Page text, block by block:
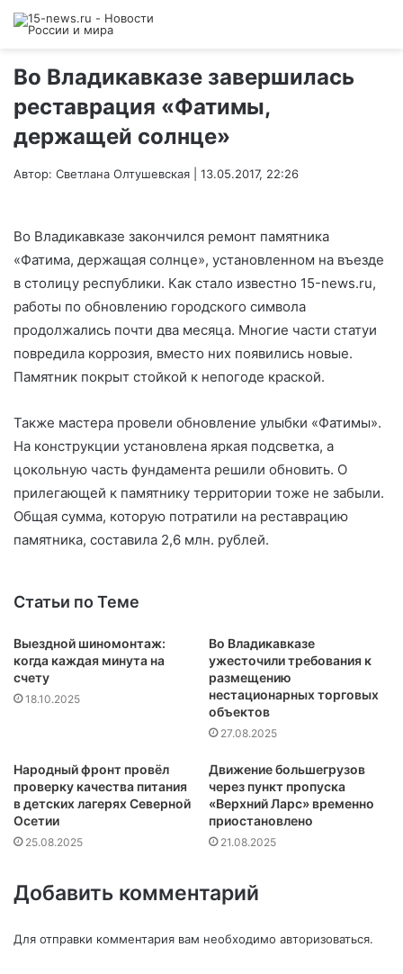
Во Владикавказе завершилась
реставрация «Фатимы,
держащей солнце»
Автор: Светлана Олтушевская | 13.05.2017, 22:26
Во Владикавказе закончился ремонт памятника
«Фатима, держащая солнце», установленном на въезде
в столицу республики. Как стало известно 15-news.ru,
работы по обновлению городского символа
продолжались почти два месяца. Многие части статуи
повредила коррозия, вместо них появились новые.
Памятник покрыт стойкой к непогоде краской.
Также мастера провели обновление улыбки «Фатимы».
На конструкции установлена яркая подсветка, а
цокольную часть фундамента решили обновить. О
прилегающей к памятнику территории тоже не забыли.
Общая сумма, которую потратили на реставрацию
памятника, составила 2,6 млн. рублей.
Статьи по Теме
Выездной шиномонтаж:
когда каждая минута на
счету
18.10.2025
Во Владикавказе
ужесточили требования к
размещению
нестационарных торговых
объектов
27.08.2025
Народный фронт провёл
проверку качества питания
в детских лагерях Северной
Осетии
25.08.2025
Движение большегрузов
через пункт пропуска
«Верхний Ларс» временно
приостановлено
21.08.2025
Добавить комментарий
Для отправки комментария вам необходимо авторизоваться.